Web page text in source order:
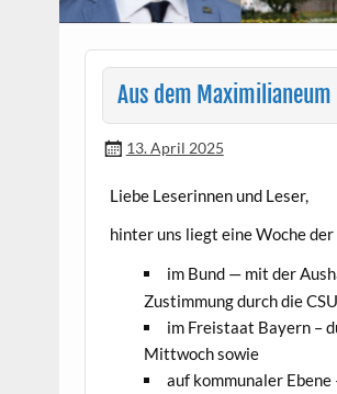
Aus dem Maximilianeum
13. April 2025
‌Liebe Leserin­nen und Leser,
hin­ter uns liegt eine Woche
im Bund — mit der
Zus­tim­mung durch die
im Freis­taat Bay­ern –
Mittwoch sowie
auf kom­mu­naler